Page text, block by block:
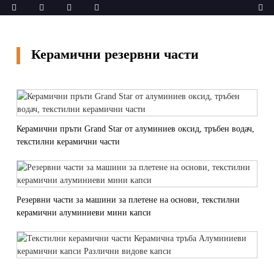
Керамични резервни части
Керамични пръти Grand Star от алуминиев оксид, тръбен водач,
текстилни керамични части
Резервни части за машини за плетене на основи, текстилни
керамични алуминиеви мини капси